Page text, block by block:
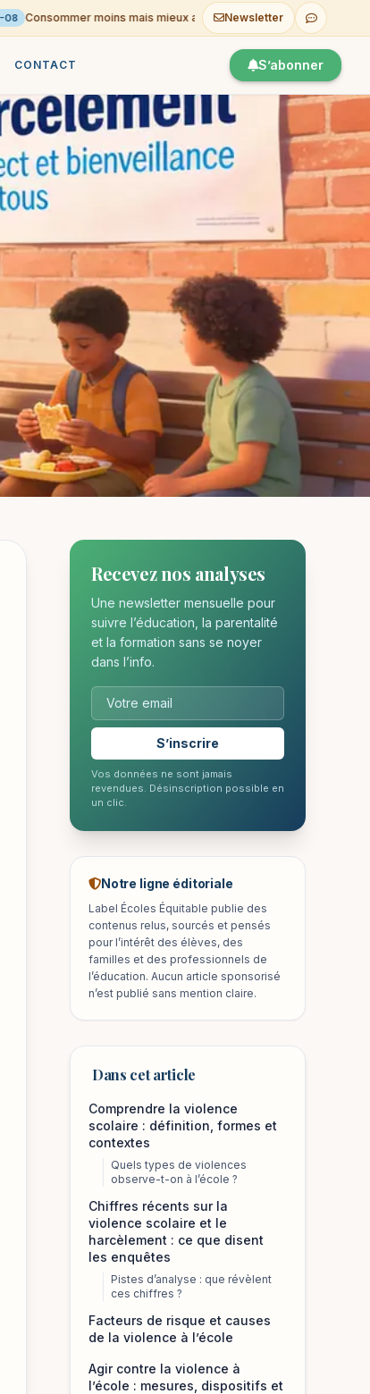
Consommer moins mais mieux au quotidien 05-08 L’ENT
Newsletter
CONTACT S’abonner
Recevez nos analyses
Une newsletter mensuelle pour
suivre l’éducation, la parentalité
et la formation sans se noyer
dans l’info.
S’inscrire
Vos données ne sont jamais
revendues. Désinscription possible en
un clic.
Notre ligne éditoriale
Label Écoles Équitable publie des
contenus relus, sourcés et pensés
pour l’intérêt des élèves, des
familles et des professionnels de
l’éducation. Aucun article sponsorisé
n’est publié sans mention claire.
Dans cet article
Comprendre la violence
scolaire : définition, formes et
contextes
Quels types de violences
observe-t-on à l’école ?
Chiffres récents sur la
violence scolaire et le
harcèlement : ce que disent
les enquêtes
Pistes d’analyse : que révèlent
ces chiffres ?
Facteurs de risque et causes
de la violence à l’école
Agir contre la violence à
l’école : mesures, dispositifs et